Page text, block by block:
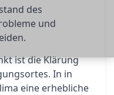
des
und
ist die Klärung
In in
eine erhebliche